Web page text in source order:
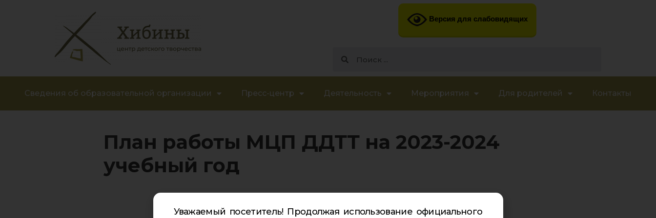
Версия для слабовидящих
Сведения об образовательной организации Пресс-центр Деятельность Мероприятия Для родителей Контакты
План работы МЦП ДДТТ на 2023-2024
учебный год
Уважаемый посетитель! Продолжая использование официального